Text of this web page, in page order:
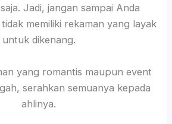
Jadi, jangan sampai Anda
memiliki rekaman yang layak
untuk dikenang.
yang romantis maupun event
serahkan semuanya kepada
ahlinya.